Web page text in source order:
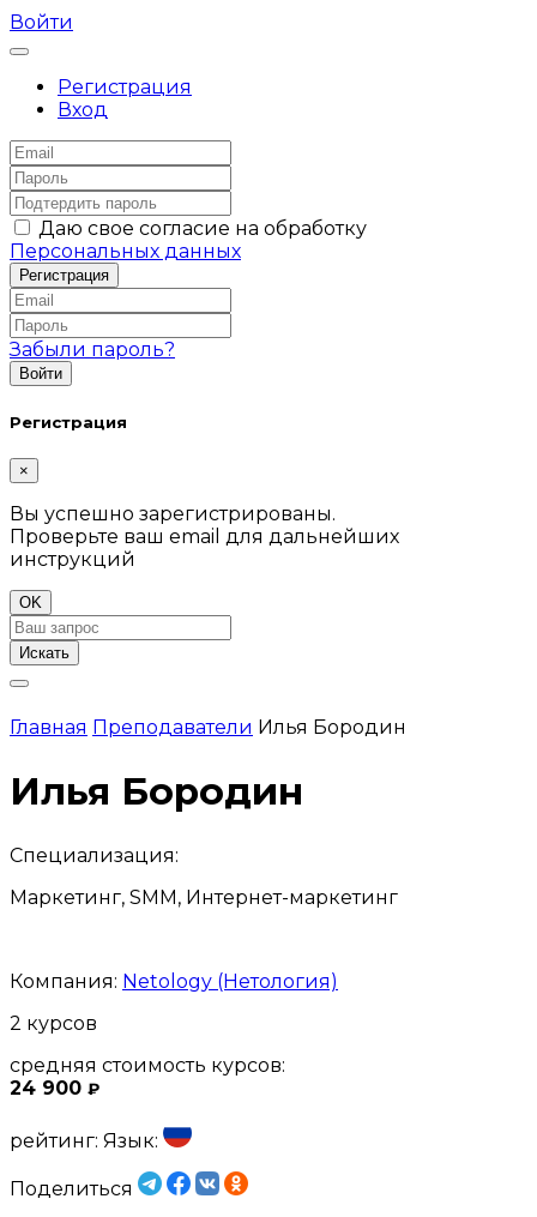
Войти
Регистрация
Вход
Даю свое согласие на обработку
Персональных данных
Забыли пароль?
Регистрация
×
Вы успешно зарегистрированы.
Проверьте ваш email для дальнейших
инструкций
OK
Искать
Главная Преподаватели Илья Бородин
Илья Бородин
Специализация:
Маркетинг, SMM, Интернет-маркетинг
Компания: Netology (Нетология)
2 курсов
средняя стоимость курсов:
24 900 ₽
рейтинг: Язык:
Поделиться